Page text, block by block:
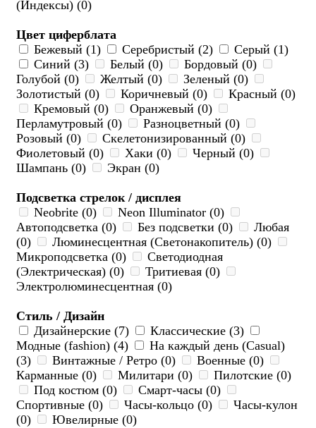
(Индексы) (0)
Цвет циферблата
Бежевый (1)
Серебристый (2)
Серый (1)
Синий (3)
Белый (0)
Бордовый (0)
Голубой (0)
Желтый (0)
Зеленый (0)
Золотистый (0)
Коричневый (0)
Красный (0)
Кремовый (0)
Оранжевый (0)
Перламутровый (0)
Разноцветный (0)
Розовый (0)
Скелетонизированный (0)
Фиолетовый (0)
Хаки (0)
Черный (0)
Шампань (0)
Экран (0)
Подсветка стрелок / дисплея
Neobrite (0)
Neon Illuminator (0)
Автоподсветка (0)
Без подсветки (0)
Любая
(0)
Люминесцентная (Светонакопитель) (0)
Микроподсветка (0)
Светодиодная
(Электрическая) (0)
Тритиевая (0)
Электролюминесцентная (0)
Стиль / Дизайн
Дизайнерские (7)
Классические (3)
Модные (fashion) (4)
На каждый день (Casual)
(3)
Винтажные / Ретро (0)
Военные (0)
Карманные (0)
Милитари (0)
Пилотские (0)
Под костюм (0)
Смарт-часы (0)
Спортивные (0)
Часы-кольцо (0)
Часы-кулон
(0)
Ювелирные (0)